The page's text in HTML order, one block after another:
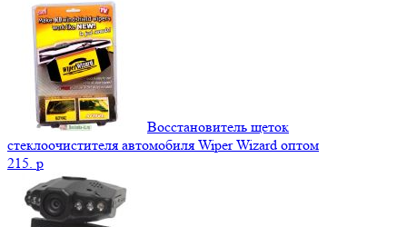
Восстановитель щеток
стеклоочистителя автомобиля Wiper Wizard оптом
215. p